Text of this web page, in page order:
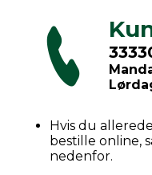
Hvis du
bestille online,
nedenfor.